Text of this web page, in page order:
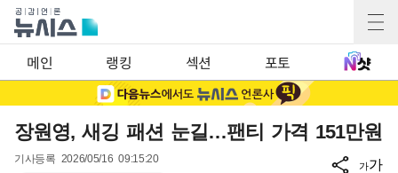
메인 랭킹 섹션 포토
장원영, 새깅 패션 눈길…팬티 가격 151만원
기사등록 2026/05/16 09:15:20
가가